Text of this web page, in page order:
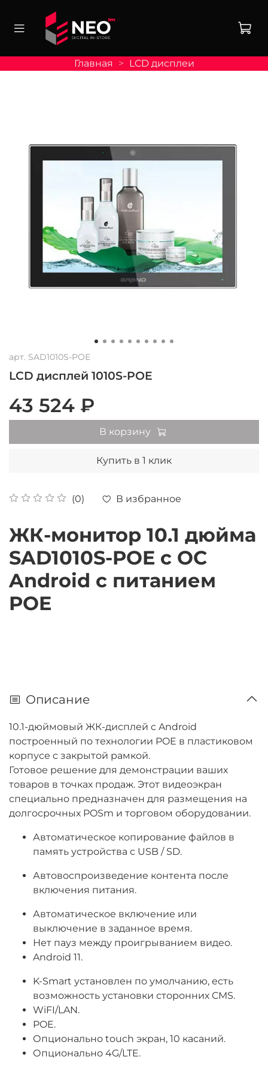
Главная LCD дисплеи
арт. SAD1010S-POE
LCD дисплей 1010S-POE
(0) В избранное
43 524 ₽
В корзину
Купить в 1 клик
ЖК-монитор 10.1 дюйма
SAD1010S-POE с ОС
Android c питанием
POE
Описание
10.1-дюймовый ЖК-дисплей c Android
построенный по технологии POE в пластиковом
корпусе с закрытой рамкой.
Готовое решение для демонстрации ваших
товаров в точках продаж. Этот видеоэкран
специально предназначен для размещения на
долгосрочных POSm и торговом оборудовании.
Автоматическое копирование файлов в
память устройства с USB / SD.
Автовоспроизведение контента после
включения питания.
Автоматическое включение или
выключение в заданное время.
Нет пауз между проигрыванием видео.
Android 11.
K-Smart установлен по умолчанию, есть
возможность установки сторонних CMS.
WiFI/LAN.
POE.
Опционально touch экран, 10 касаний.
Опционально 4G/LTE.